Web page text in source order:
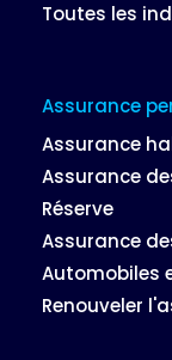
Toutes les
Assurance
Assurance
Assurance
Réserve
Assurance
Automobiles
Renouveler